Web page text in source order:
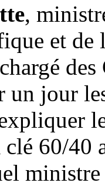
,
et de
jour
60/40